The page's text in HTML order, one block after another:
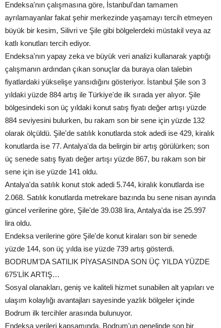
Endeksa'nın çalışmasına göre, İstanbul'dan tamamen
ayrılamayanlar fakat şehir merkezinde yaşamayı tercih etmeyen
büyük bir kesim, Silivri ve Şile gibi bölgelerdeki müstakil veya az
katlı konutları tercih ediyor.
Endeksa'nın yapay zeka ve büyük veri analizi kullanarak yaptığı
çalışmanın ardından çıkan sonuçlar da buraya olan talebin
fiyatlardaki yükselişe yansıdığını gösteriyor. İstanbul Şile son 3
yıldaki yüzde 884 artış ile Türkiye'de ilk sırada yer alıyor. Şile
bölgesindeki son üç yıldaki konut satış fiyatı değer artışı yüzde
884 seviyesini bulurken, bu rakam son bir sene için yüzde 132
olarak ölçüldü. Şile'de satılık konutlarda stok adedi ise 429, kiralık
konutlarda ise 77. Antalya'da da belirgin bir artış görülürken; son
üç senede satış fiyatı değer artışı yüzde 867, bu rakam son bir
sene için ise yüzde 141 oldu.
Antalya'da satılık konut stok adedi 5.744, kiralık konutlarda ise
2.068. Satılık konutlarda metrekare bazında bu sene nisan ayında
güncel verilerine göre, Şile'de 39.038 lira, Antalya'da ise 25.997
lira oldu.
Endeksa verilerine göre Şile'de konut kiraları son bir senede
yüzde 144, son üç yılda ise yüzde 739 artış gösterdi.
BODRUM'DA SATILIK PİYASASINDA SON ÜÇ YILDA YÜZDE
675'LİK ARTIŞ…
Sosyal olanakları, geniş ve kaliteli hizmet sunabilen alt yapıları ve
ulaşım kolaylığı avantajları sayesinde yazlık bölgeler içinde
Bodrum ilk tercihler arasında bulunuyor.
Endeksa verileri kapsamında, Bodrum'un genelinde son bir